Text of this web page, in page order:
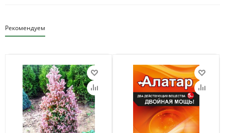
Рекомендуем